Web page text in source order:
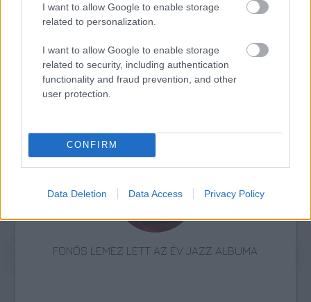
I want to allow Google to enable storage
related to personalization.
I want to allow Google to enable storage
related to security, including authentication
functionality and fraud prevention, and other
user protection.
CONFIRM
Data Deletion Data Access Privacy Policy
FEST
FONÓS LEMEZ LETT AZ ÉV JAZZ ALBUMA